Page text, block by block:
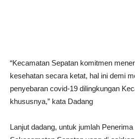
“Kecamatan Sepatan komitmen
kesehatan secara ketat, hal ini demi
penyebaran covid-19 dilingkungan
khususnya,” kata Dadang
Lanjut dadang, untuk jumlah